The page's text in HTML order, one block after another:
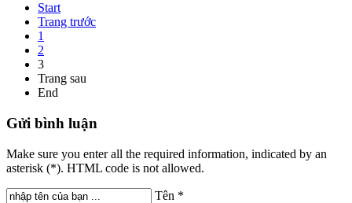
Start
Trang trước
1
2
3
Trang sau
End
Gửi bình luận
Make sure you enter all the required information, indicated by an
asterisk (*). HTML code is not allowed.
Tên *